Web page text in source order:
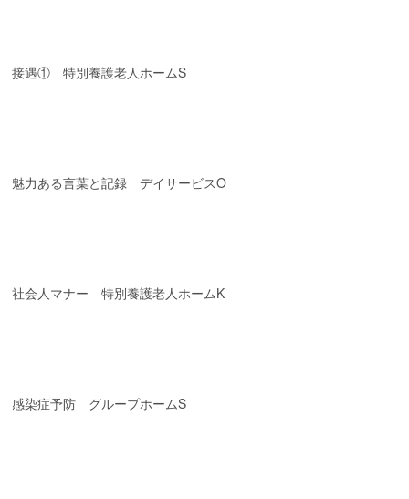
接遇① 特別養護老人ホームS
魅力ある言葉と記録 デイサービスO
社会人マナー 特別養護老人ホームK
感染症予防 グループホームS